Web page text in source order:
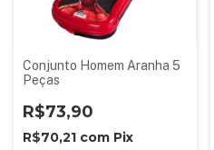
Conjunto Homem Aranha 5
Peças
R$73,90
R$70,21 com Pix